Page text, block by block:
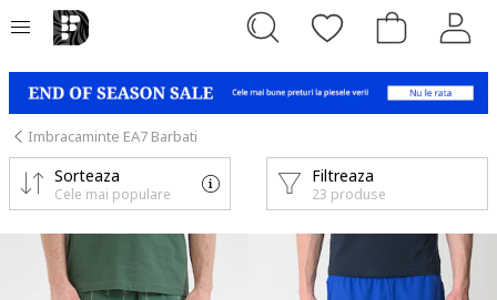
Imbracaminte EA7 Barbati
Filtreaza
23 produse
Sorteaza
Cele mai populare